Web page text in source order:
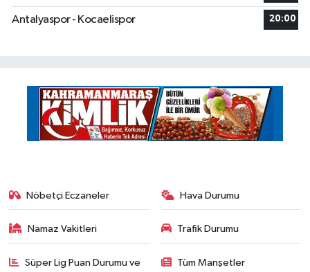
Antalyaspor - Kocaelispor 20:00
Nöbetçi Eczaneler Hava Durumu
Namaz Vakitleri Trafik Durumu
Süper Lig Puan Durumu ve Tüm Manşetler